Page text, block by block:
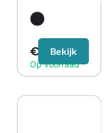
€ 269,99
Bekijk